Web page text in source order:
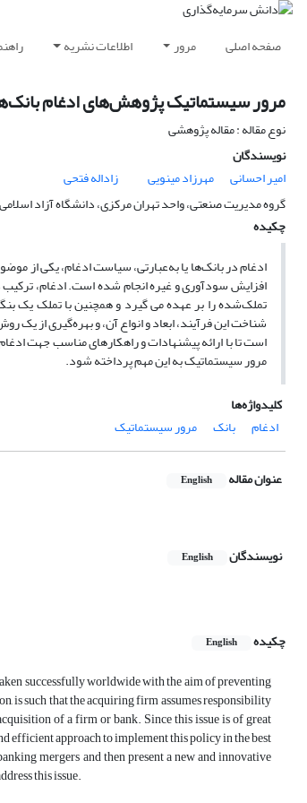
صفحه اصلی مرور اطلاعات نشریه
مرور سیستماتیک پژوهش‌های ادغام
نوع مقاله : مقاله پژوهشی
نویسندگان
امیر احسانی
مهرزاد مینویی
زاداله فتحی
گروه مدیریت صنعتی، واحد تهران مرکزی، دانشگاه آزاد
چکیده
ادغام در بانک‌ها یا به‌عبارتی، سیاست ادغام، یکی از
افزایش سودآوری و غیره انجام شده است. ادغام، ترکیب
تملک‌شده را بر عهده می گیرد و همچنین با تملک یک
شناخت این فرآیند، ابعاد و انواع آن، و بهره‌گیری از
است تا با ارائه پیشنهادات و راهکارهای مناسب جهت
مرور سیستماتیک به این مهم پرداخته شود.
کلیدواژه‌ها
ادغام
بانک مرور سیستماتیک
عنوان مقاله English
نویسندگان English
چکیده
English
successfully worldwide with the aim of preventing
is such that the acquiring firm assumes responsibility
of a firm or bank. Since this issue is of great
efficient approach to implement this policy in the best
mergers and then present a new and innovative
this issue.